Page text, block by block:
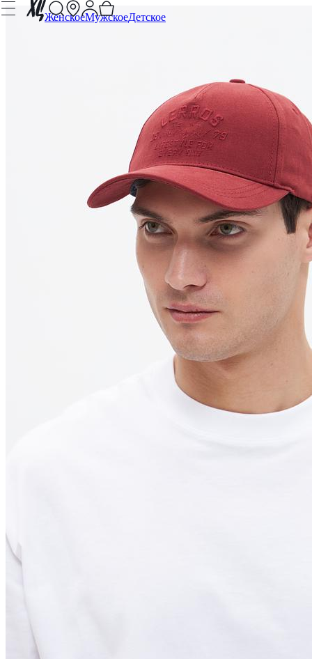
ЖенскоеМужскоеДетское